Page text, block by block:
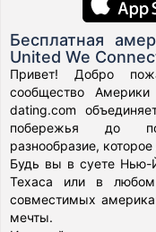
Бесплатная
United We
Привет! Добро
сообщество
dating.com
побережья до
разнообразие,
Будь вы в суете Нью-
Техаса или в
совместимых
мечты.